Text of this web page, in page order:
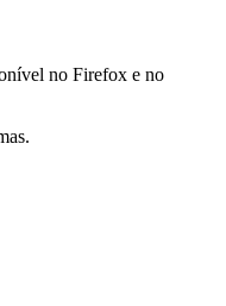
no Firefox e no